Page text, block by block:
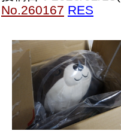
No.260167 RES